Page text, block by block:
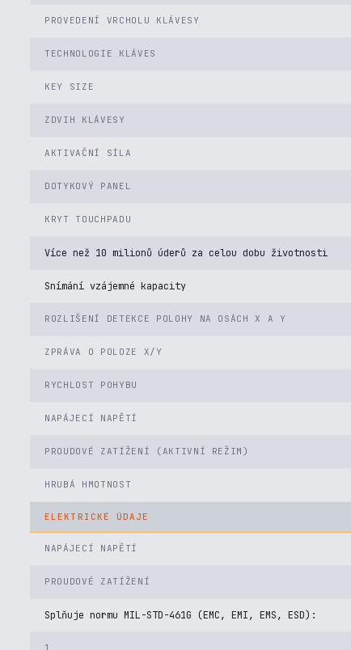
PROVEDENÍ VRCHOLU KLÁVESY
TECHNOLOGIE KLÁVES
KEY SIZE
ZDVIH KLÁVESY
AKTIVAČNÍ SÍLA
DOTYKOVÝ PANEL
KRYT TOUCHPADU
Více než 10 milionů úderů za celou dobu životnosti
Snímání vzájemné kapacity
ROZLIŠENÍ DETEKCE POLOHY NA OSÁCH X A Y
ZPRÁVA O POLOZE X/Y
RYCHLOST POHYBU
NAPÁJECÍ NAPĚTÍ
PROUDOVÉ ZATÍŽENÍ (AKTIVNÍ REŽIM)
HRUBÁ HMOTNOST
ELEKTRICKÉ ÚDAJE
NAPÁJECÍ NAPĚTÍ
PROUDOVÉ ZATÍŽENÍ
Splňuje normu MIL-STD-461G (EMC, EMI, EMS, ESD):
1